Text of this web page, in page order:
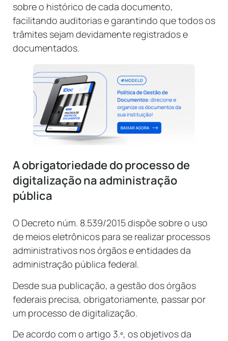
sobre o histórico de cada documento,
facilitando auditorias e garantindo que todos os
trâmites sejam devidamente registrados e
documentados.
A obrigatoriedade do processo de
digitalização na administração
pública
O Decreto núm. 8.539/2015 dispõe sobre o uso
de meios eletrônicos para se realizar processos
administrativos nos órgãos e entidades da
administração pública federal.
Desde sua publicação, a gestão dos órgãos
federais precisa, obrigatoriamente, passar por
um processo de digitalização.
De acordo com o artigo 3.º, os objetivos da